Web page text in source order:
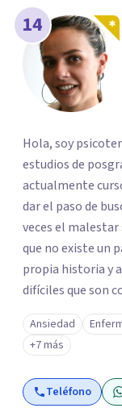
14
Hola, soy
estudios de
actualmente curso
dar el paso de
veces el
que no existe un
propia historia y
difíciles que son
intención es
que sientas la
daremos el
identificando
pesa haciendo
Ansiedad
+7 más
Teléfono